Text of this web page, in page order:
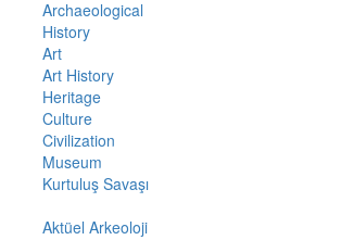
Archaeological
History
Art
Art History
Heritage
Culture
Civilization
Museum
Kurtuluş Savaşı
Aktüel Arkeoloji